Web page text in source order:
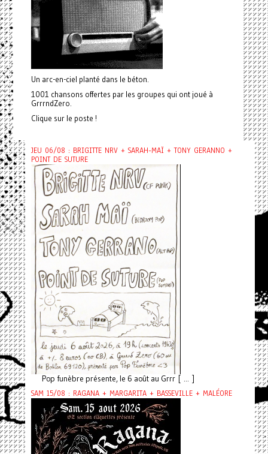
Un arc-en-ciel planté dans le béton.
1001 chansons offertes par les groupes qui ont joué à
GrrrndZero.
Clique sur le poste !
JEU 06/08 : BRIGITTE NRV + SARAH-MAÏ + TONY GERANNO +
POINT DE SUTURE
Pop funèbre présente, le 6 août au Grrr [ ... ]
SAM 15/08 : RAGANA + MARGARITA + BASSEVILLE + MALÉORE